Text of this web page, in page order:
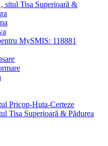
situl Tisa Superioară &
MySMIS: 118881
Pricop-Huta-Certeze
Tisa Superioară & Pădurea